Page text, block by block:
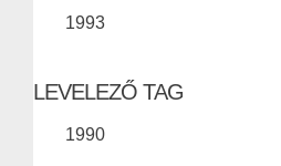
1993
LEVELEZŐ TAG
1990